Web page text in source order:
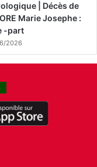
| Décès de
Marie Josephe :
-part
2026